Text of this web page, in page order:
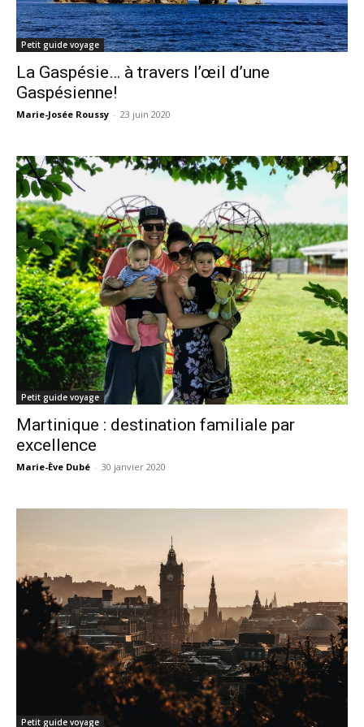
Petit guide voyage
La Gaspésie… à travers l’œil d’une
Gaspésienne!
Marie-Josée Roussy - 23 juin 2020
Petit guide voyage
Martinique : destination familiale par
excellence
Marie-Ève Dubé - 30 janvier 2020
Petit guide voyage